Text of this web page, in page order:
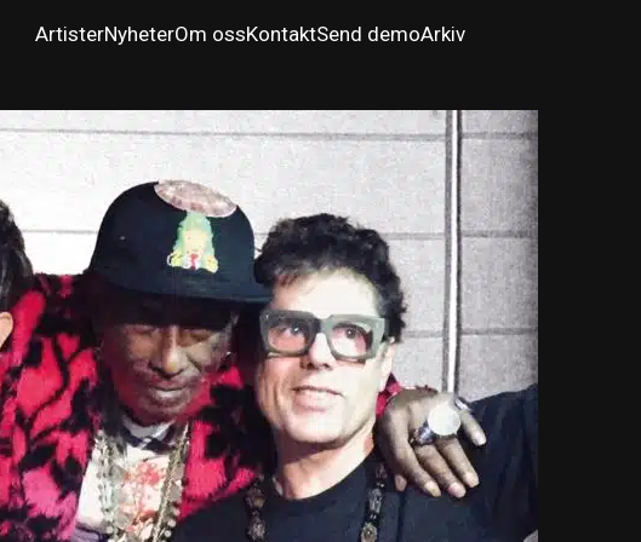
ArtisterNyheterOm ossKontaktSend demoArkiv